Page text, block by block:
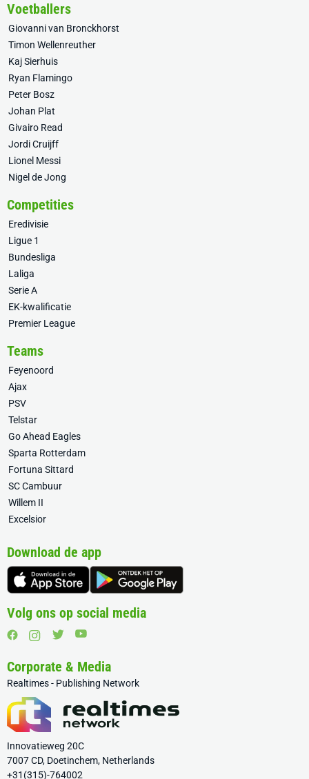
Voetballers
Giovanni van Bronckhorst
Timon Wellenreuther
Kaj Sierhuis
Ryan Flamingo
Peter Bosz
Johan Plat
Givairo Read
Jordi Cruijff
Lionel Messi
Nigel de Jong
Competities
Eredivisie
Ligue 1
Bundesliga
Laliga
Serie A
EK-kwalificatie
Premier League
Teams
Feyenoord
Ajax
PSV
Telstar
Go Ahead Eagles
Sparta Rotterdam
Fortuna Sittard
SC Cambuur
Willem II
Excelsior
Download de app
Volg ons op social media
Corporate & Media
Realtimes - Publishing Network
Innovatieweg 20C
7007 CD, Doetinchem, Netherlands
+31(315)-764002